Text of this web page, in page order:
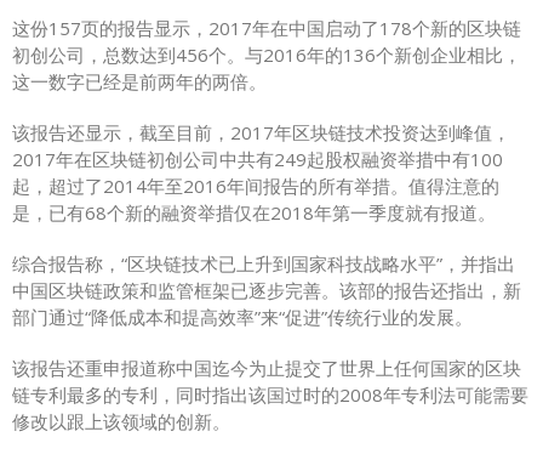
这份157页的报告显示，2017年在中国启动了178个新的区块链
初创公司，总数达到456个。与2016年的136个新创企业相比，
这一数字已经是前两年的两倍。
该报告还显示，截至目前，2017年区块链技术投资达到峰值，
2017年在区块链初创公司中共有249起股权融资举措中有100
起，超过了2014年至2016年间报告的所有举措。值得注意的
是，已有68个新的融资举措仅在2018年第一季度就有报道。
综合报告称，“区块链技术已上升到国家科技战略水平”，并指出
中国区块链政策和监管框架已逐步完善。该部的报告还指出，新
部门通过“降低成本和提高效率”来“促进”传统行业的发展。
该报告还重申报道称中国迄今为止提交了世界上任何国家的区块
链专利最多的专利 ，同时指出该国过时的2008年专利法可能需要
修改以跟上该领域的创新。